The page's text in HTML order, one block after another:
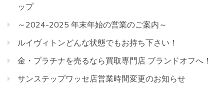
ップ
～2024-2025 年末年始の営業のご案内～
ルイヴィトンどんな状態でもお持ち下さい！
金・プラチナを売るなら買取専門店 ブランドオフへ！
サンステップワッセ店営業時間変更のお知らせ